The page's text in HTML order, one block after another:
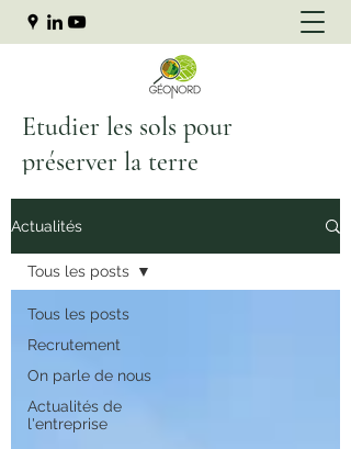
Etudier les sols pour
préserver la terre
Actualités
Tous les posts
Recrutement
On parle de nous
Actualités de
l'entreprise
Tous les posts